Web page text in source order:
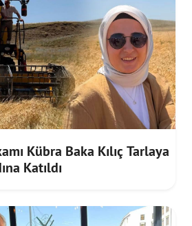
Kübra Baka Kılıç Tarlaya
Katıldı